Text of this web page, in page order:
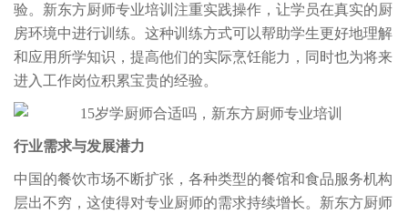
验。新东方厨师专业培训注重实践操作，让学员在真实的厨
房环境中进行训练。这种训练方式可以帮助学生更好地理解
和应用所学知识，提高他们的实际烹饪能力，同时也为将来
进入工作岗位积累宝贵的经验。
行业需求与发展潜力
中国的餐饮市场不断扩张，各种类型的餐馆和食品服务机构
层出不穷，这使得对专业厨师的需求持续增长。新东方厨师